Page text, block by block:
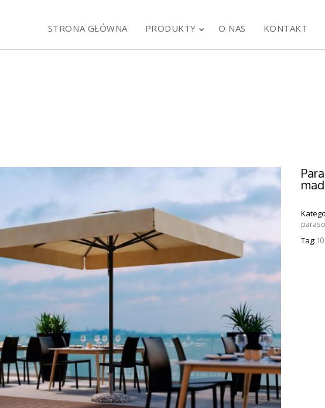
ARTE
13
WRZESIEŃ
RESTAURACJA
FLAMING & CO W
WARSZAWIE
MAJ
2021
PALLADIO
STANDARD
STRONA GŁÓWNA PRODUKTY O NAS KONTAKT
Tag: